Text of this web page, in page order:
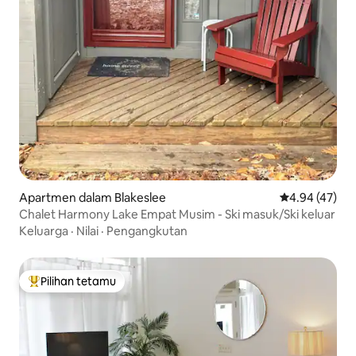
Apartmen dalam Blakeslee Penarafan
4.94 (47)
Chalet Harmony Lake Empat Musim - Ski masuk/Ski keluar
Keluarga · Nilai · Pengangkutan
Pilihan utama tetamu
Pilihan tetamu